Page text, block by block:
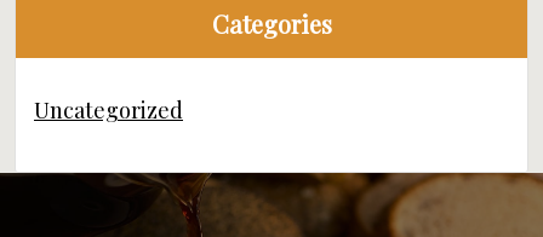
Categories
Uncategorized